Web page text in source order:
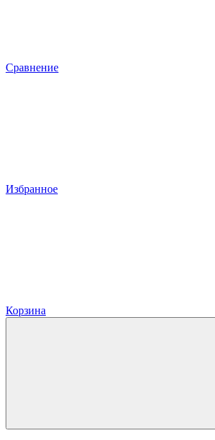
Сравнение
Избранное
Корзина